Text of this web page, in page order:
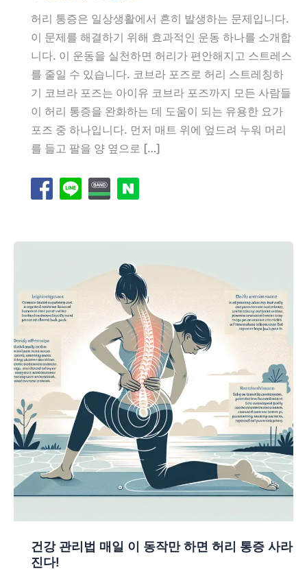
허리 통증은 일상생활에서 흔히 발생하는 문제입니다.
이 문제를 해결하기 위해 효과적인 운동 하나를 소개합
니다. 이 운동을 실천하면 허리가 편안해지고 스트레스
를 줄일 수 있습니다. 코브라 포즈로 허리 스트레칭하
기 코브라 포즈는 아이유 코브라 포즈까지 모든 사람들
이 허리 통증을 완화하는 데 도움이 되는 유용한 요가
포즈 중 하나입니다. 먼저 매트 위에 엎드려 누워 머리
를 들고 팔을 양 옆으로 […]
건강 관리법 매일 이 동작만 하면 허리 통증 사라
진다!